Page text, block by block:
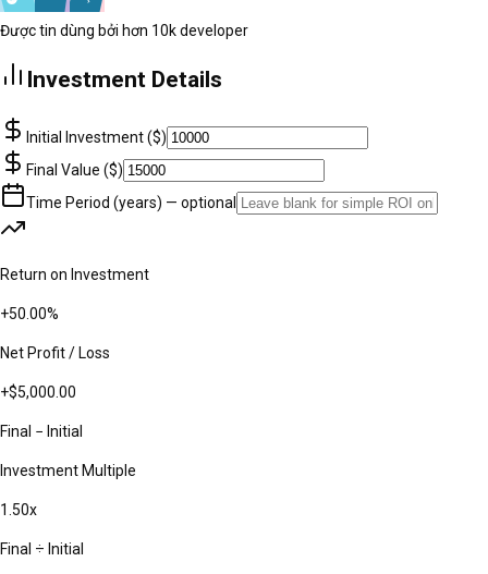
Được tin dùng bởi hơn 10k developer
Investment Details
Initial Investment ($)
Final Value ($)
Time Period (years) — optional
Return on Investment
+50.00%
Net Profit / Loss
+$5,000.00
Final − Initial
Investment Multiple
1.50x
Final ÷ Initial